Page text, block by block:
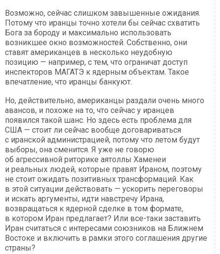
Возможно, сейчас слишком завышенные ожидания.
Потому что иранцы точно хотели бы сейчас схватить
Бога за бороду и максимально использовать
возникшее окно возможностей. Собственно, они
ставят американцев в несколько неудобную
позицию — например, с тем, что ограничат доступ
инспекторов МАГАТЭ к ядерным объектам. Такое
впечатление, что иранцы банкуют.
Но, действительно, американцы раздали очень много
авансов, и похоже на то, что сейчас у иранцев
появился такой шанс. Но здесь есть проблема для
США — стоит ли сейчас вообще договариваться
с иранской администрацией, потому что летом будут
выборы, она сменится. Я уже не говорю
об агрессивной риторике аятоллы Хаменеи
и реальных людей, которые правят Ираном, поэтому
не стоит ожидать позитивных трансформаций. Как
в этой ситуации действовать — ускорить переговоры
и искать аргументы, идти навстречу Ирана,
возвращаться к ядерной сделке в том формате,
в котором Иран предлагает? Или все-таки заставить
Иран считаться с интересами союзников на Ближнем
Востоке и включить в рамки этого соглашения другие
страны?